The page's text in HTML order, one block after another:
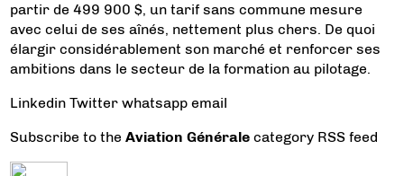
partir de 499 900 $, un tarif sans commune mesure
avec celui de ses aînés, nettement plus chers. De quoi
élargir considérablement son marché et renforcer ses
ambitions dans le secteur de la formation au pilotage.
LinkedinTwitterwhatsappemail
Subscribe to theAviation Générale category RSS feed